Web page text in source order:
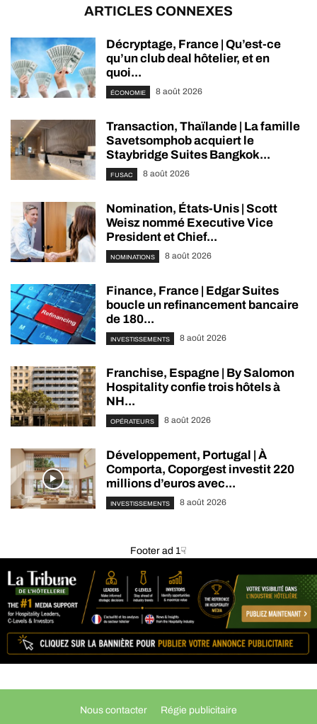
ARTICLES CONNEXES
Décryptage, France | Qu’est-ce
qu’un club deal hôtelier, et en
quoi...
ÉCONOMIE 8 août 2026
Transaction, Thaïlande | La famille
Savetsomphob acquiert le
Staybridge Suites Bangkok...
FUSAC 8 août 2026
Nomination, États-Unis | Scott
Weisz nommé Executive Vice
President et Chief...
NOMINATIONS 8 août 2026
Finance, France | Edgar Suites
boucle un refinancement bancaire
de 180...
INVESTISSEMENTS 8 août 2026
Franchise, Espagne | By Salomon
Hospitality confie trois hôtels à
NH...
OPÉRATEURS 8 août 2026
Développement, Portugal | À
Comporta, Coporgest investit 220
millions d’euros avec...
INVESTISSEMENTS 8 août 2026
Footer ad 1☟
Nous contacter Régie publicitaire